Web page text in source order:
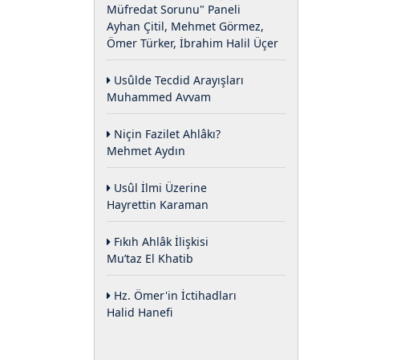
Müfredat Sorunu" Paneli
Ayhan Çitil, Mehmet Görmez,
Ömer Türker, İbrahim Halil Üçer
Usûlde Tecdid Arayışları
Muhammed Avvam
Niçin Fazilet Ahlâkı?
Mehmet Aydın
Usûl İlmi Üzerine
Hayrettin Karaman
Fıkıh Ahlâk İlişkisi
Mu’taz El Khatib
Hz. Ömer'in İctihadları
Halid Hanefi